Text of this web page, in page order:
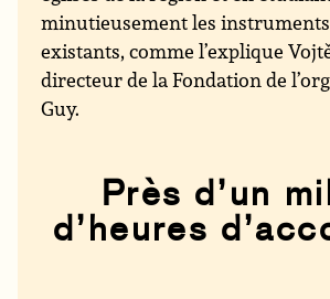
minutieusement les
existants, comme l’explique
directeur de la Fondation de
Guy.
Près d’un
d’heures